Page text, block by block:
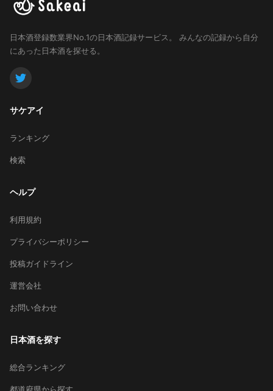
日本酒登録数業界No.1の日本酒記録サービス。
みんなの記録から自分
にあった日本酒を探せる。
サケアイ
ランキング
検索
ヘルプ
利用規約
プライバシーポリシー
投稿ガイドライン
運営会社
お問い合わせ
日本酒を探す
総合ランキング
都道府県から探す